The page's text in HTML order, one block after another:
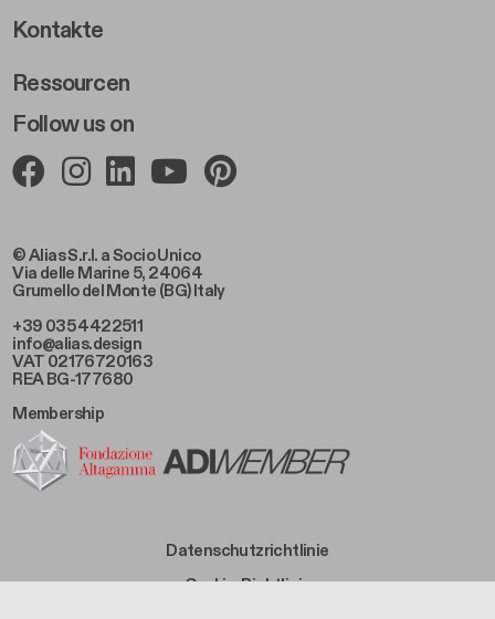
© Alias S.r.l. a Socio Unico
Via delle Marine 5, 24064
Grumello del Monte (BG) Italy
+39 035 4422511
info@alias.design
VAT 02176720163
REA BG-177680
Follow us on
Footer Right 2
Kontakte
Ressourcen
Membership
Footer Bottom Left
Datenschutzrichtlinie
Footer Bottom Left Middle
Cookie-Richtlinie